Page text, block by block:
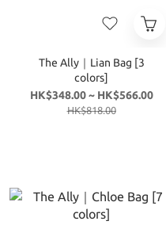
The Ally｜Lian Bag [3
colors]
HK$348.00 ~ HK$566.00
HK$818.00